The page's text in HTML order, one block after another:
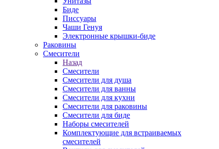
Биде
Писсуары
Чаши Генуя
Электронные крышки-биде
Раковины
Смесители
Назад
Смесители
Смесители для душа
Смесители для ванны
Смесители для кухни
Смесители для раковины
Смесители для биде
Наборы смесителей
Комплектующие для встраиваемых
смесителей